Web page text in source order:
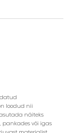
loodud nii
näiteks
pankades või igas